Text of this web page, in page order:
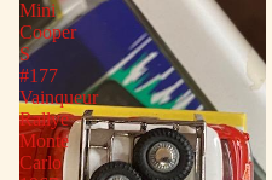
Mini
Cooper
S
#177
Vainqueur
Rallye
Monte
Carlo